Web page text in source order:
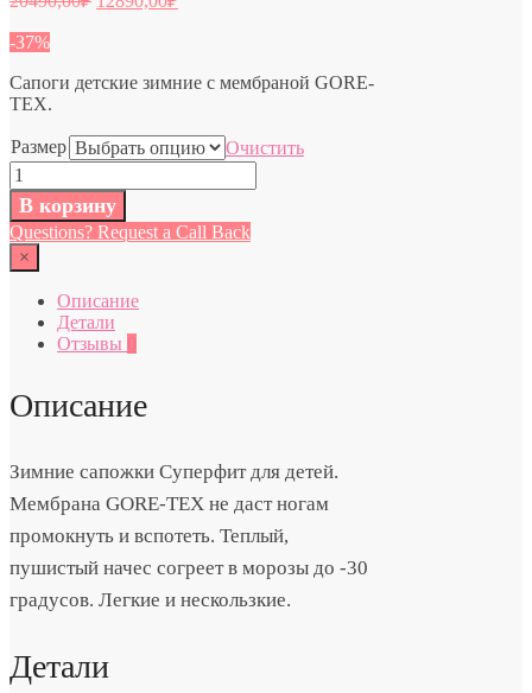
-37%
Сапоги детские зимние с мембраной GORE-
TEX.
Размер
Очистить
Количество
Модель
1/000568-
0010
Детская
обувь
Суперфит
Superfit
Австрия
В корзину
Questions? Request a Call Back
×
Описание
Детали
Отзывы 0
Описание
Зимние сапожки Суперфит для детей.
Мембрана GORE-TEX не даст ногам
промокнуть и вспотеть. Теплый,
пушистый начес согреет в морозы до -30
градусов. Легкие и нескользкие.
Детали